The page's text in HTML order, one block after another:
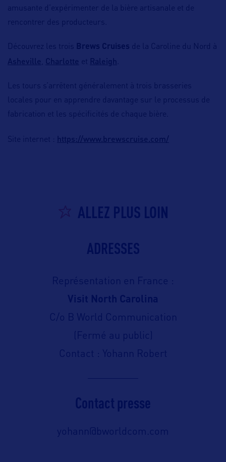
amusante d’expérimenter de la bière artisanale et de
rencontrer des producteurs.
Découvrez les trois Brews Cruises de la Caroline du Nord à
Asheville Charlotte et Raleigh
Les tours s’arrêtent généralement à trois brasseries
locales pour en apprendre davantage sur le processus de
fabrication et les spécificités de chaque bière.
Site internet : https://www.brewscruise.com/
ALLEZ PLUS LOIN
ADRESSES
Représentation en France :
Visit North Carolina
C/o B World Communication
(Fermé au public)
Contact : Yohann Robert
Contact presse
yohann@bworldcom.com